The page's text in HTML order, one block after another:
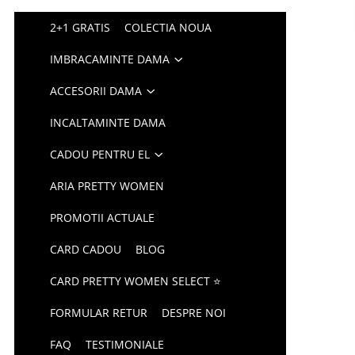
2+1 GRATIS COLECTIA NOUA
IMBRACAMINTE DAMA
ACCESORII DAMA
INCALTAMINTE DAMA
CADOU PENTRU EL
ARIA PRETTY WOMEN
PROMOTII ACTUALE
CARD CADOU BLOG
CARD PRETTY WOMEN SELECT ⭐
FORMULAR RETUR DESPRE NOI
FAQ TESTIMONIALE